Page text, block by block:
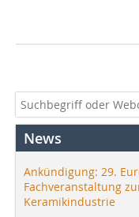
News
Ankündigung: 29.
Fachveranstaltung
Keramikindustrie